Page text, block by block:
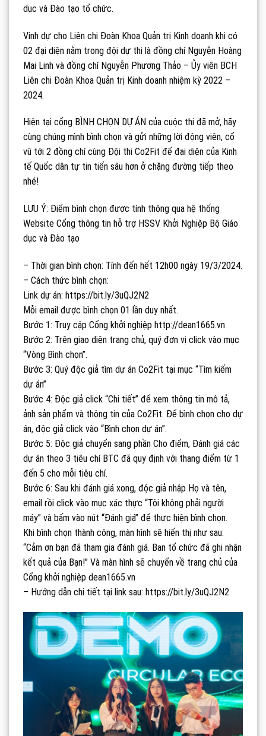
dục và Đào tạo tổ chức.
Vinh dự cho Liên chi Đoàn Khoa Quản trị Kinh doanh khi có
02 đại diện nằm trong đội dự thi là đồng chí Nguyễn Hoàng
Mai Linh và đồng chí Nguyễn Phương Thảo – Ủy viên BCH
Liên chi Đoàn Khoa Quản trị Kinh doanh nhiệm kỳ 2022 –
2024.
Hiện tại cổng BÌNH CHỌN DỰ ÁN của cuộc thi đã mở, hãy
cùng chúng mình bình chọn và gửi những lời động viên, cổ
vũ tới 2 đồng chí cùng Đội thi Co2Fit để đại diện của Kinh
tế Quốc dân tự tin tiến sâu hơn ở chặng đường tiếp theo
nhé!
LƯU Ý: Điểm bình chọn được tính thông qua hệ thống
Website Cổng thông tin hỗ trợ HSSV Khởi Nghiệp Bộ Giáo
dục và Đào tạo
– Thời gian bình chọn: Tính đến hết 12h00 ngày 19/3/2024.
– Cách thức bình chọn:
Link dự án: https://bit.ly/3uQJ2N2
Mỗi email được bình chọn 01 lần duy nhất.
Bước 1: Truy cập Cổng khởi nghiệp http://dean1665.vn
Bước 2: Trên giao diện trang chủ, quý đơn vị click vào mục
“Vòng Bình chọn”.
Bước 3: Quý độc giả tìm dự án Co2Fit tại mục “Tìm kiếm
dự án”
Bước 4: Độc giả click “Chi tiết” để xem thông tin mô tả,
ảnh sản phẩm và thông tin của Co2Fit. Để bình chọn cho dự
án, độc giả click vào “Bình chọn dự án”.
Bước 5: Độc giả chuyển sang phần Cho điểm, Đánh giá các
dự án theo 3 tiêu chí BTC đã quy định với thang điểm từ 1
đến 5 cho mỗi tiêu chí.
Bước 6: Sau khi đánh giá xong, độc giả nhập Họ và tên,
email rồi click vào mục xác thực “Tôi không phải người
máy” và bấm vào nút “Đánh giá” để thực hiện bình chọn.
Khi bình chọn thành công, màn hình sẽ hiển thị như sau:
“Cảm ơn bạn đã tham gia đánh giá. Ban tổ chức đã ghi nhận
kết quả của Bạn!” Và màn hình sẽ chuyển về trang chủ của
Cổng khởi nghiệp dean1665.vn
– Hướng dẫn chi tiết tại link sau: https://bit.ly/3uQJ2N2